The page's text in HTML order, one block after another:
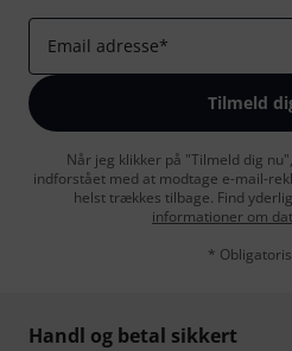
Email adresse*
Tilmeld
Når jeg klikker på "Tilmeld dig
indforstået med at modtage e-mail-
helst trækkes tilbage. Find
informationer om
*
Handl og betal sikkert